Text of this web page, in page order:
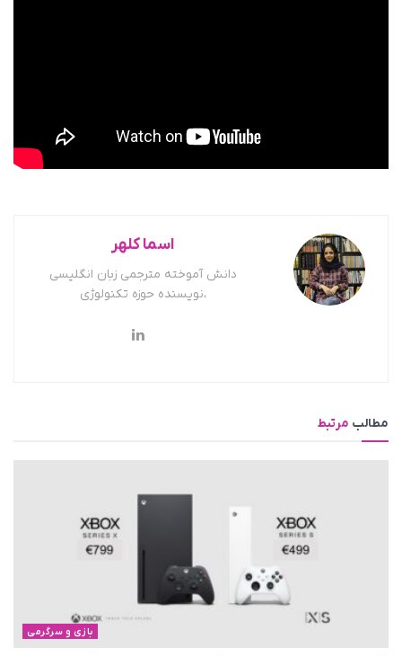
اسما کلهر
دانش آموخته مترجمی زبان انگلیسی
،نویسنده حوزه تکنولوژی
مطالب مرتبط
بازی و سرگرمی